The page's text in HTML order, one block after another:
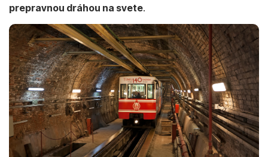
prepravnou dráhou na svete.